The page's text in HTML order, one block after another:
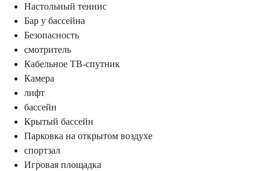
Настольный теннис
Бар у бассейна
Безопасность
смотритель
Кабельное ТВ-спутник
Камера
лифт
бассейн
Крытый бассейн
Парковка на открытом воздухе
спортзал
Игровая площадка